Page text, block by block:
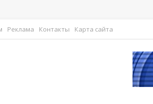
Реклама Контакты Карта сайта